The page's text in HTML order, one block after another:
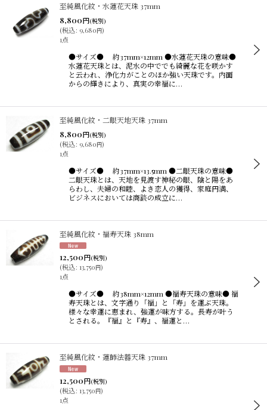
至純風化紋・水蓮花天珠 37mm
8,800円(税別)
(税込: 9,680円)
1点
●サイズ● 約37mm×12mm ●水蓮花天珠の意味●
水蓮花天珠とは、泥水の中ででも綺麗な花を咲かす
と云われ、浄化力がことのほか強い天珠です。内面
からの輝きにより、真実の幸福に…
至純風化紋・二眼天地天珠 37mm
8,800円(税別)
(税込: 9,680円)
1点
●サイズ● 約37mm×13.5mm ●二眼天珠の意味●
二眼天珠とは、天地を見渡す神秘の眼、陰と陽をあ
らわし、夫婦の和睦、よき恋人の獲得、家庭円満、
ビジネスにおいては商談の成立に…
至純風化紋・福寿天珠 38mm
12,500円(税別)
(税込: 13,750円)
1点
●サイズ● 約38mm×12mm ●福寿天珠の意味● 福
寿天珠とは、文字通り「福」と「寿」を運ぶ天珠。
様々な幸運に恵まれ、強運が味方する。長寿が叶う
とされる。『福』と『寿』、福運と…
至純風化紋・蓮師法器天珠 37mm
12,500円(税別)
(税込: 13,750円)
1点